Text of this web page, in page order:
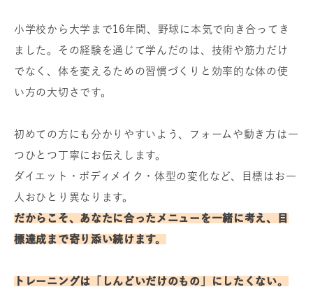
小学校から大学まで16年間、野球に本気で向き合ってき
ました。その経験を通じて学んだのは、技術や筋力だけ
でなく、体を変えるための習慣づくりと効率的な体の使
い方の大切さです。
初めての方にも分かりやすいよう、フォームや動き方は一
つひとつ丁寧にお伝えします。
ダイエット・ボディメイク・体型の変化など、目標はお一
人おひとり異なります。
だからこそ、あなたに合ったメニューを一緒に考え、目
標達成まで寄り添い続けます。
トレーニングは「しんどいだけのもの」にしたくない。